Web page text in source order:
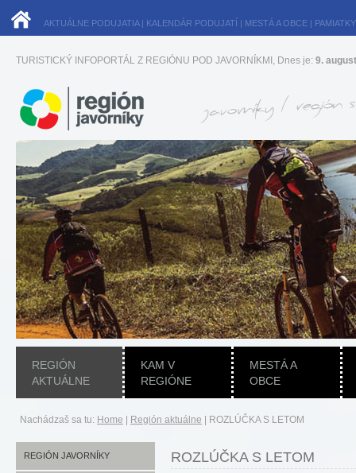
AKTUÁLNE PODUJATIA| KALENDÁR PODUJATÍ | MESTÁ A OBCE | PAMIATKY
TURISTICKÝ INFOPORTÁL Z REGIÓNU POD JAVORNÍKMI, Dnes je: 9.
REGIÓN
AKTUÁLNE
KAM V
REGIÓNE
MESTÁ A
OBCE
Nachádzaš sa tu: Home Región aktuálne ROZLÚČKA S LETOM
REGIÓN JAVORNÍKY ROZLÚČKA S LETOM